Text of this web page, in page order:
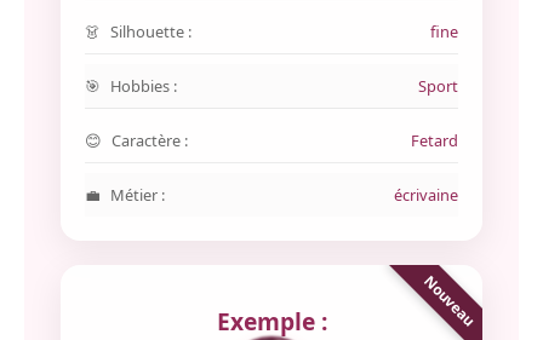
Silhouette : fine
Hobbies : Sport
Caractère : Fetard
Métier : écrivaine
Exemple :